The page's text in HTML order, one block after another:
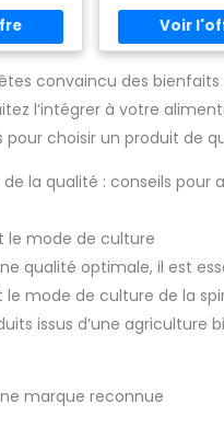
A
BIO.
sur
de
garantie
puis
forme de
500 mg
sachet
de 4
Pour des
nous
routine
les
by
et
aminés
micro-algue
également
vitamines et
antioxydants,
les cellules du
UN SUPER
exceptionnelles de
la rendent
cadre d'un régime
spiruline aide à
défenses
également
pigments aux
bienfaits
bêta-carotène.
convaincu des bienfaits
l’intégrer à votre
pour choisir un produit de
la qualité : conseils pour
le mode de culture
qualité optimale, il est
le mode de culture de la
issus d’une agriculture
marque reconnue